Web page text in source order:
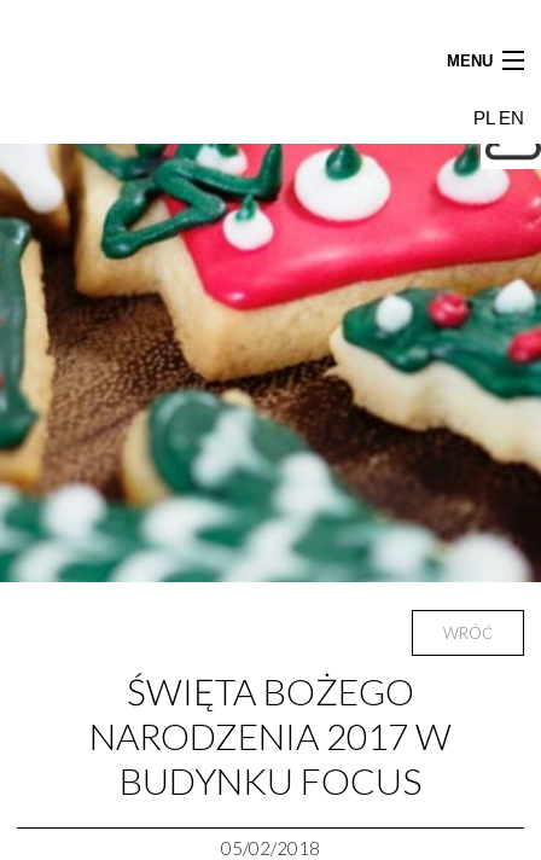
MENU
Najemcy
Budynek
Galeria
Wynajem powierzchni
Dojazd
Kontakt
PL EN
WRÓĆ
ŚWIĘTA BOŻEGO
NARODZENIA 2017 W
BUDYNKU FOCUS
05/02/2018